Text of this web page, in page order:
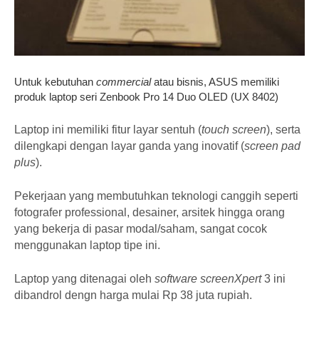
Untuk kebutuhan commercialatau bisnis, ASUS memiliki
produk laptop seri Zenbook Pro 14 Duo OLED (UX 8402)
Laptop ini memiliki fitur layar sentuh (touch screen), serta
dilengkapi dengan layar ganda yang inovatif (screen pad
plus).
Pekerjaan yang membutuhkan teknologi canggih seperti
fotografer professional, desainer, arsitek hingga orang
yang bekerja di pasar modal/saham, sangat cocok
menggunakan laptop tipe ini.
Laptop yang ditenagai oleh software screenXpert3 ini
dibandrol dengn harga mulai Rp 38 juta rupiah.